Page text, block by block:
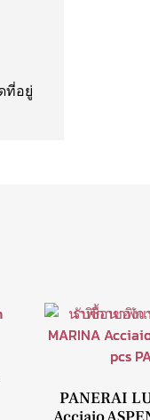
ที่อยู่
PANERAI